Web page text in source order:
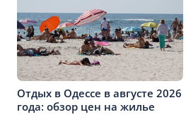
Отдых в Одессе в августе 2026
года: обзор цен на жилье